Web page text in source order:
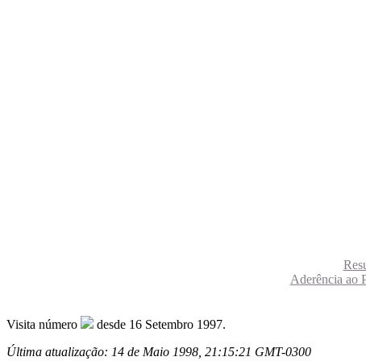
Aderência ao
Visita número
desde 16 Setembro 1997.
Última atualização: 14 de Maio 1998, 21:15:21 GMT-0300